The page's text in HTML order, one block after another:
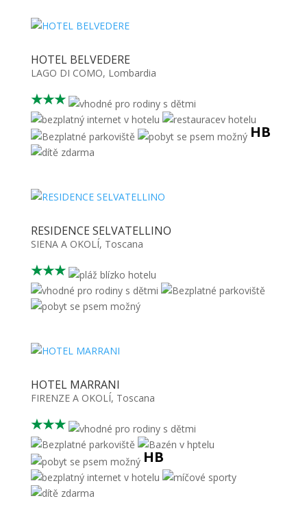
HOTEL BELVEDERE
LAGO DI COMO, Lombardia
★★★
HB
RESIDENCE SELVATELLINO
SIENA A OKOLÍ, Toscana
★★★
HOTEL MARRANI
FIRENZE A OKOLÍ, Toscana
★★★
HB